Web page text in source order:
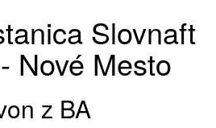
Slovnaft
Nové Mesto
z BA